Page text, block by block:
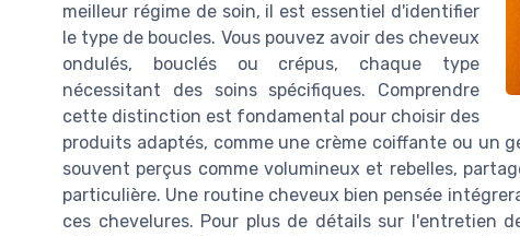
meilleur régime de soin, il est essentiel d'identifier
le type de boucles. Vous pouvez avoir des cheveux
ondulés, bouclés ou crépus, chaque type
nécessitant des soins spécifiques. Comprendre
cette distinction est fondamental pour choisir des
produits adaptés, comme une crème coiffante ou un
souvent perçus comme volumineux et rebelles,
particulière. Une routine cheveux bien pensée
ces chevelures. Pour plus de détails sur l'entretien